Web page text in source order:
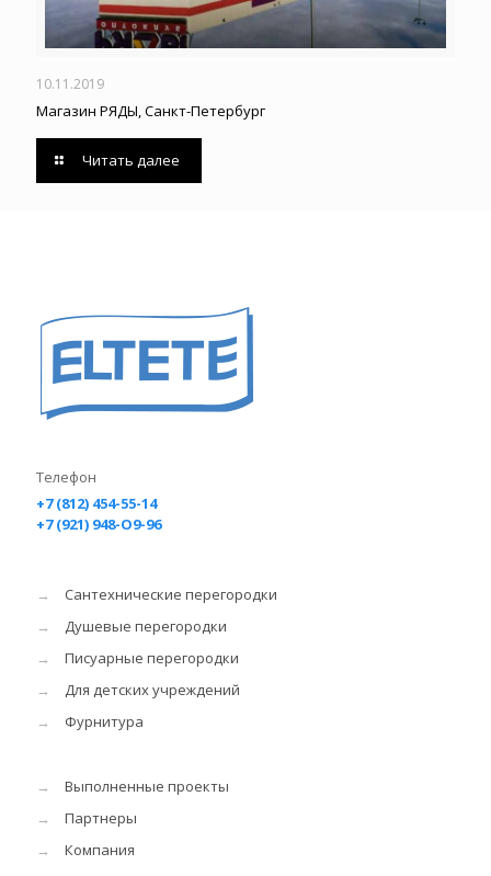
10.11.2019
Магазин РЯДЫ, Санкт-Петербург
Читать далее
Телефон
+7 (812) 454-55-14
+7 (921) 948-O9-96
→
Сантехнические перегородки
→
Душевые перегородки
→
Писуарные перегородки
→
Для детских учреждений
→
Фурнитура
→
Выполненные проекты
→
Партнеры
→
Компания